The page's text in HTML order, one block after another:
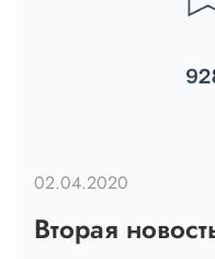
Вторая
02.04.2020